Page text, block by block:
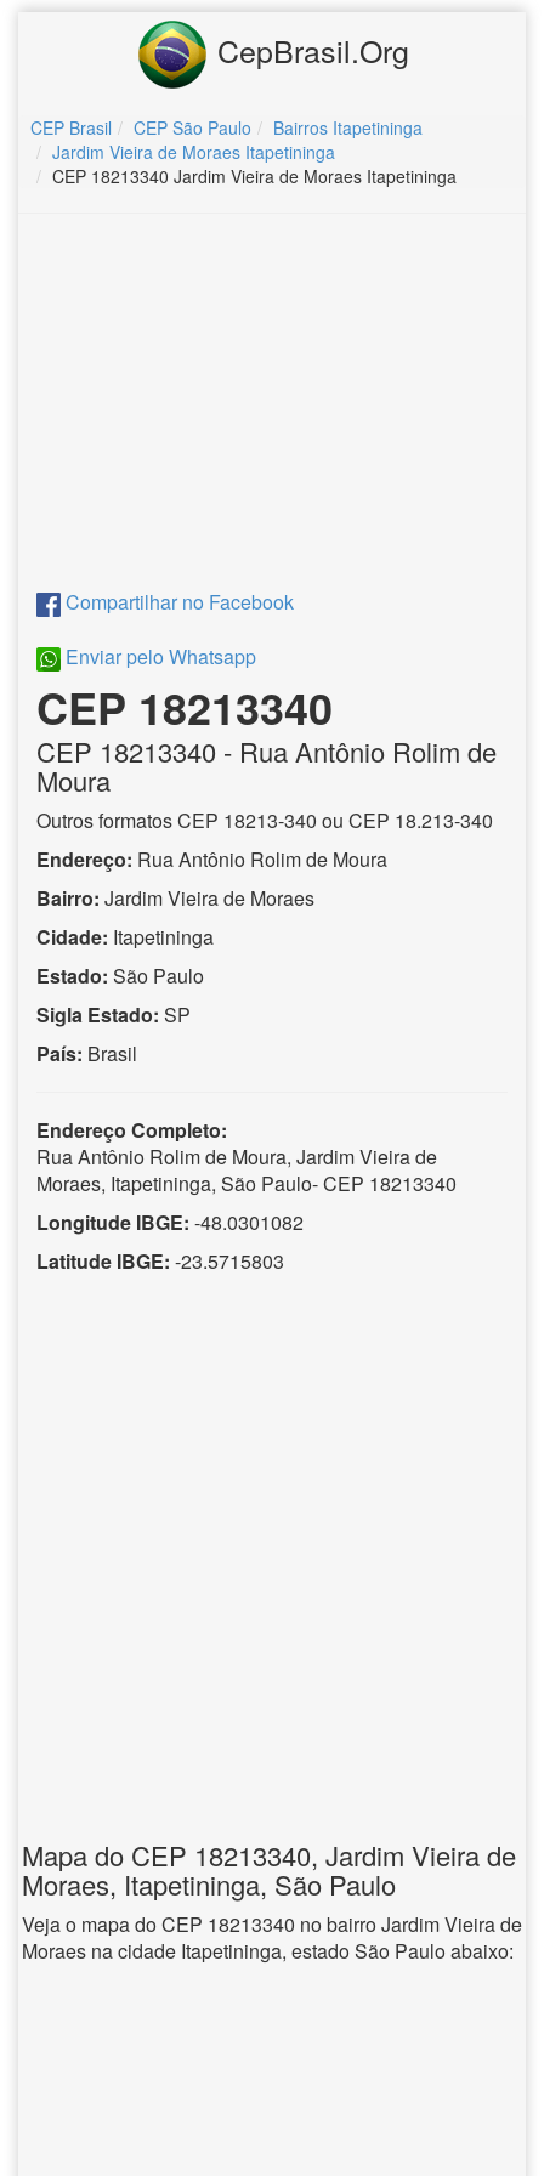
CepBrasil.Org
CEP Brasil CEP São Paulo
Bairros Itapetininga
Jardim Vieira de Moraes Itapetininga
CEP 18213340 Jardim Vieira de Moraes Itapetininga
Compartilhar no Facebook
Enviar pelo Whatsapp
CEP 18213340
CEP 18213340 - Rua Antônio Rolim de
Moura
Outros formatos CEP 18213-340 ou CEP 18.213-340
Endereço: Rua Antônio Rolim de Moura
Bairro: Jardim Vieira de Moraes
Cidade: Itapetininga
Estado: São Paulo
Sigla Estado: SP
País: Brasil
Endereço Completo:
Rua Antônio Rolim de Moura, Jardim Vieira de
Moraes, Itapetininga, São Paulo- CEP 18213340
Longitude IBGE: -48.0301082
Latitude IBGE: -23.5715803
Mapa do CEP 18213340, Jardim Vieira de
Moraes, Itapetininga, São Paulo
Veja o mapa do CEP 18213340 no bairro Jardim Vieira de
Moraes na cidade Itapetininga, estado São Paulo abaixo: